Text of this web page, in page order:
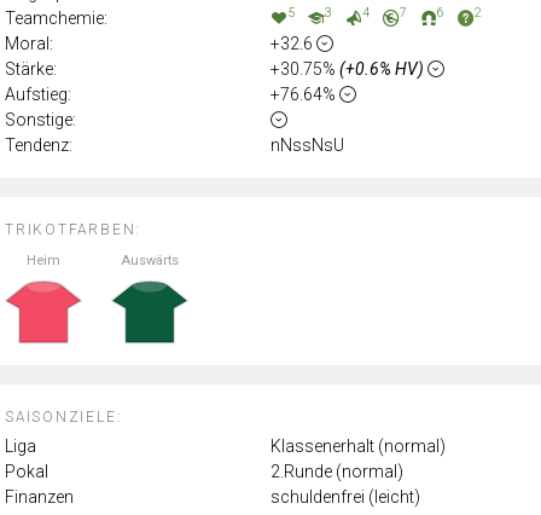
TRIKOTFARBEN:
Heim Auswärts
SAISONZIELE:
Liga
Klassenerhalt (normal)
Pokal
2.Runde (normal)
Finanzen
schuldenfrei (leicht)
Teamchemie:
5 3 4 7 6 2
Moral:
+32.6
Stärke:
+30.75% (+0.6% HV)
Aufstieg:
+76.64%
Sonstige:
Tendenz:
nNssNsU